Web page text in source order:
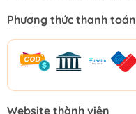
Phương thức thanh toán
Website thành viên